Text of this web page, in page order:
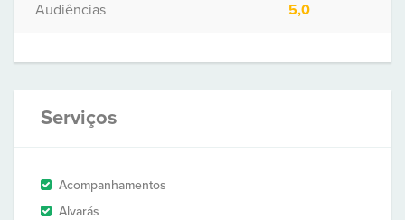
Audiências 5,0
Serviços
Acompanhamentos
Alvarás